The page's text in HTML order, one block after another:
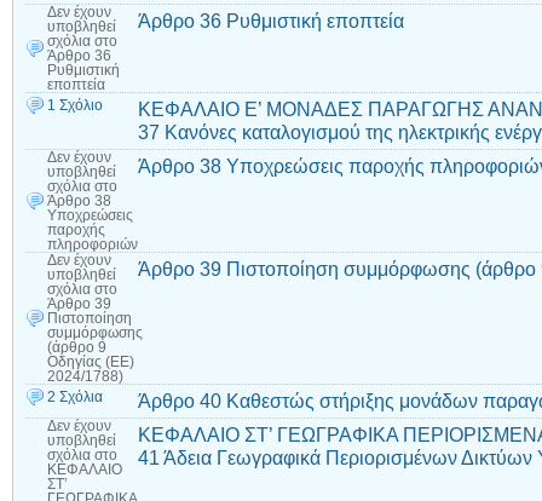
Δεν έχουν
υποβληθεί
σχόλια στο
Άρθρο 36
Ρυθμιστική
εποπτεία
Άρθρο 36 Ρυθμιστική εποπτεία
1 Σχόλιο
ΚΕΦΑΛΑΙΟ Ε’ ΜΟΝΑΔΕΣ ΠΑΡΑΓΩΓΗΣ
37 Κανόνες καταλογισμού της ηλεκτρικής
Δεν έχουν
υποβληθεί
σχόλια στο
Άρθρο 38
Υποχρεώσεις
παροχής
πληροφοριών
Άρθρο 38 Υποχρεώσεις παροχής
Δεν έχουν
υποβληθεί
σχόλια στο
Άρθρο 39
Πιστοποίηση
συμμόρφωσης
(άρθρο 9
Οδηγίας (ΕΕ)
2024/1788)
Άρθρο 39 Πιστοποίηση συμμόρφωσης
2 Σχόλια Άρθρο 40 Καθεστώς στήριξης μονάδων
Δεν έχουν
υποβληθεί
σχόλια στο
ΚΕΦΑΛΑΙΟ
ΣΤ’
ΚΕΦΑΛΑΙΟ ΣΤ’ ΓΕΩΓΡΑΦΙΚΑ
41 Άδεια Γεωγραφικά Περιορισμένων